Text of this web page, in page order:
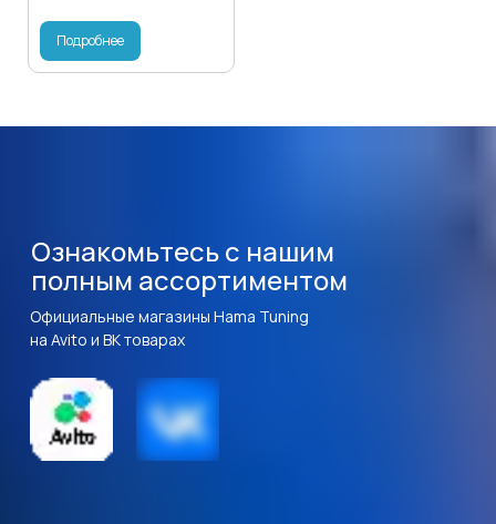
Подробнее
Официальные магазины Hama Tuning
на Avito и ВК товарах
Ознакомьтесь с нашим
полным ассортиментом